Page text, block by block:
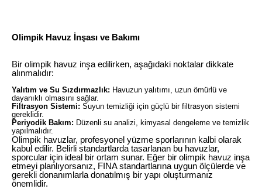
Olimpik Havuz İnşası ve Bakımı
Bir olimpik havuz inşa edilirken, aşağıdaki noktalar dikkate
alınmalıdır:
Yalıtım ve Su Sızdırmazlık: Havuzun yalıtımı, uzun ömürlü ve
dayanıklı olmasını sağlar.
Filtrasyon Sistemi: Suyun temizliği için güçlü bir filtrasyon sistemi
gereklidir.
Periyodik Bakım: Düzenli su analizi, kimyasal dengeleme ve temizlik
yapılmalıdır.
Olimpik havuzlar, profesyonel yüzme sporlarının kalbi olarak
kabul edilir. Belirli standartlarda tasarlanan bu havuzlar,
sporcular için ideal bir ortam sunar. Eğer bir olimpik havuz inşa
etmeyi planlıyorsanız, FINA standartlarına uygun ölçülerde ve
gerekli donanımlarla donatılmış bir yapı oluşturmanız
önemlidir.